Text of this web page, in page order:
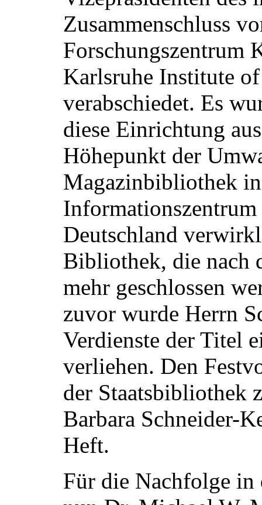
Zusammenschluss
Forschungszentrum
Karlsruhe Institute
verabschiedet. Es
diese Einrichtung
Höhepunkt der
Magazinbibliothek
Deutschland
Bibliothek, die nach
mehr geschlossen
zuvor wurde Herrn
Verdienste der Titel
verliehen. Den
der Staatsbibliothek
Barbara Schneider-
Heft.
Für die Nachfolge in